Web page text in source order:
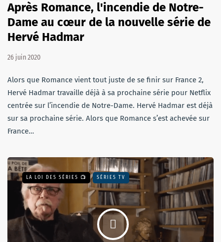
Après Romance, l'incendie de Notre-
Dame au cœur de la nouvelle série de
Hervé Hadmar
26 juin 2020
Alors que Romance vient tout juste de se finir sur France 2,
Hervé Hadmar travaille déjà à sa prochaine série pour Netflix
centrée sur l’incendie de Notre-Dame. Hervé Hadmar est déjà
sur sa prochaine série. Alors que Romance s’est achevée sur
France…
LA LOI DES SÉRIES 📺 SÉRIES TV